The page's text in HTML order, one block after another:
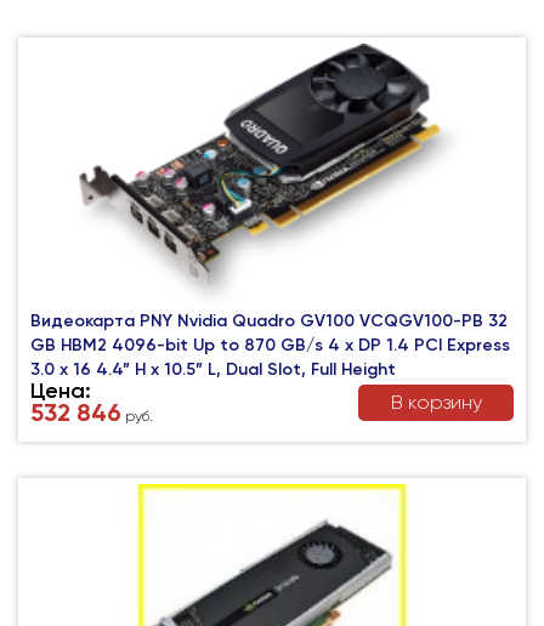
Видеокарта PNY Nvidia Quadro GV100 VCQGV100-PB 32
GB HBM2 4096-bit Up to 870 GB/s 4 x DP 1.4 PCI Express
3.0 x 16 4.4” H x 10.5” L, Dual Slot, Full Height
Цена:
532 846 руб.
В корзину